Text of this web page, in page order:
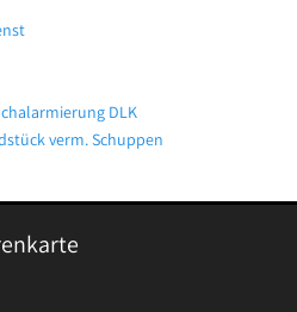
DLK
verm. Schuppen